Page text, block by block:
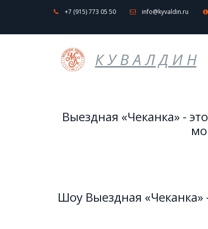
+7 (915) 773 05 50 info@kyvaldin.ru
К У В А Л Д И Н
Выездная «Чеканка» -
Шоу Выездная